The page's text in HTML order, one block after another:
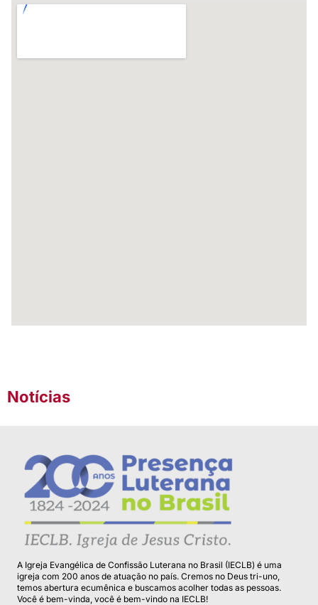
Notícias
A Igreja Evangélica de Confissão Luterana no Brasil (IECLB) é uma
igreja com 200 anos de atuação no país. Cremos no Deus tri-uno,
temos abertura ecumênica e buscamos acolher todas as pessoas.
Você é bem-vinda, você é bem-vindo na IECLB!